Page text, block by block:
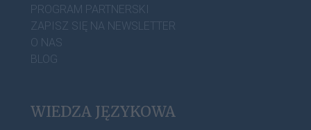
PROGRAM PARTNERSKI
ZAPISZ SIĘ NA NEWSLETTER
O NAS
BLOG
WIEDZA JĘZYKOWA